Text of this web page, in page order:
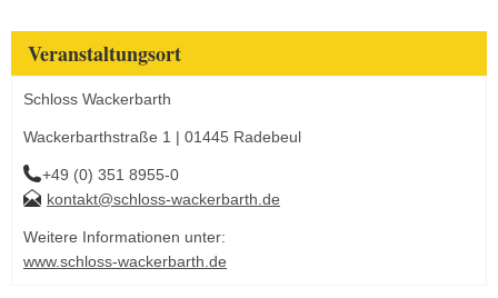
Veranstaltungsort
Schloss Wackerbarth
Wackerbarthstraße 1 | 01445 Radebeul
+49 (0) 351 8955-0
kontakt@schloss-wackerbarth.de
Weitere Informationen unter:
www.schloss-wackerbarth.de